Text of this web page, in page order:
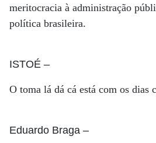
meritocracia à administração
política brasileira.
ISTOÉ –
O toma lá dá cá está com os dias
Eduardo Braga –